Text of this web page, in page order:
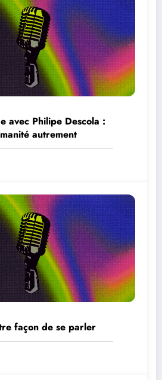
avec Philipe Descola :
autrement
façon de se parler